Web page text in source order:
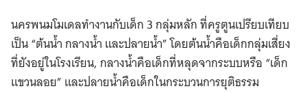
นครพนมโมเดลทำงานกับเด็ก 3 กลุ่มหลัก ที่ครูตูนเปรียบเทียบ
เป็น “ต้นน้ำ กลางน้ำ และปลายน้ำ” โดยต้นน้ำคือเด็กกลุ่มเสี่ยง
ที่ยังอยู่ในโรงเรียน, กลางน้ำคือเด็กที่หลุดจากระบบหรือ “เด็ก
แขวนลอย” และปลายน้ำคือเด็กในกระบวนการยุติธรรม